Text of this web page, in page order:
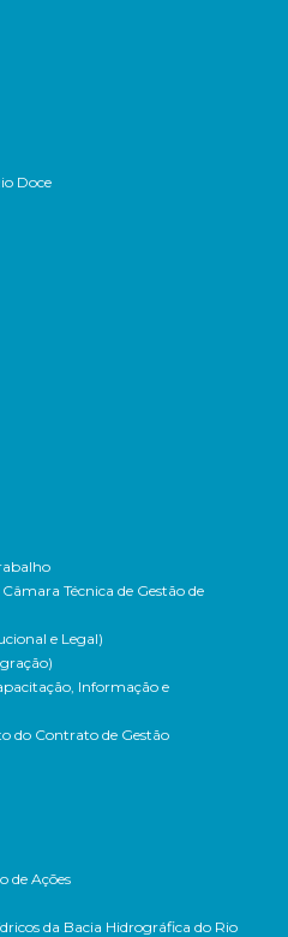
Doce
Técnica de Gestão de
e Legal)
Informação e
do Contrato de Gestão
de Ações
da Bacia Hidrográfica do Rio